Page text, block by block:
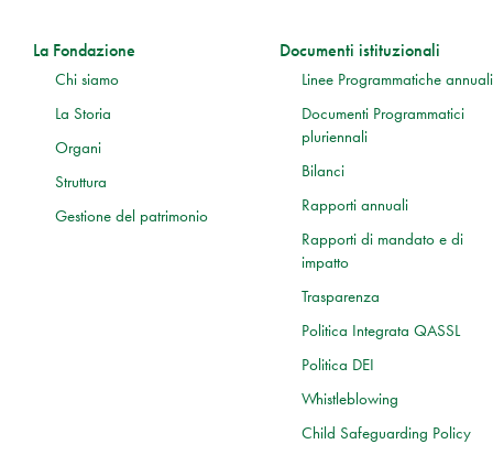
La Fondazione
Chi siamo
La Storia
Organi
Struttura
Gestione del patrimonio
Documenti istituzionali
Linee Programmatiche annuali
Documenti Programmatici
pluriennali
Bilanci
Rapporti annuali
Rapporti di mandato e di
impatto
Trasparenza
Politica Integrata QASSL
Politica DEI
Whistleblowing
Child Safeguarding Policy